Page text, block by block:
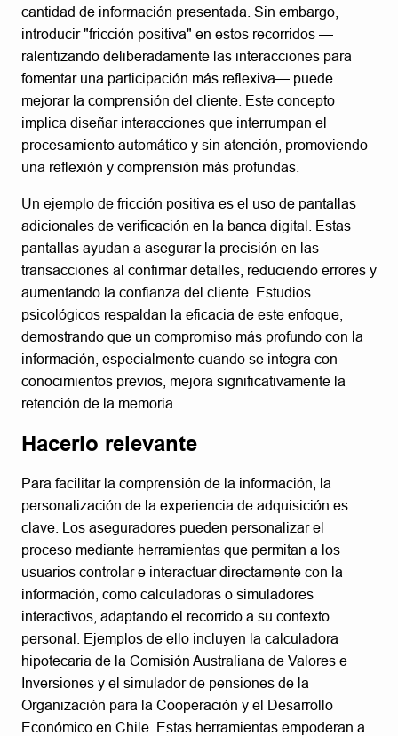
cantidad de información presentada. Sin embargo,
introducir "fricción positiva" en estos recorridos —
ralentizando deliberadamente las interacciones para
fomentar una participación más reflexiva— puede
mejorar la comprensión del cliente. Este concepto
implica diseñar interacciones que interrumpan el
procesamiento automático y sin atención, promoviendo
una reflexión y comprensión más profundas.
Un ejemplo de fricción positiva es el uso de pantallas
adicionales de verificación en la banca digital. Estas
pantallas ayudan a asegurar la precisión en las
transacciones al confirmar detalles, reduciendo errores y
aumentando la confianza del cliente. Estudios
psicológicos respaldan la eficacia de este enfoque,
demostrando que un compromiso más profundo con la
información, especialmente cuando se integra con
conocimientos previos, mejora significativamente la
retención de la memoria.
Hacerlo relevante
Para facilitar la comprensión de la información, la
personalización de la experiencia de adquisición es
clave. Los aseguradores pueden personalizar el
proceso mediante herramientas que permitan a los
usuarios controlar e interactuar directamente con la
información, como calculadoras o simuladores
interactivos, adaptando el recorrido a su contexto
personal. Ejemplos de ello incluyen la calculadora
hipotecaria de la Comisión Australiana de Valores e
Inversiones y el simulador de pensiones de la
Organización para la Cooperación y el Desarrollo
Económico en Chile. Estas herramientas empoderan a